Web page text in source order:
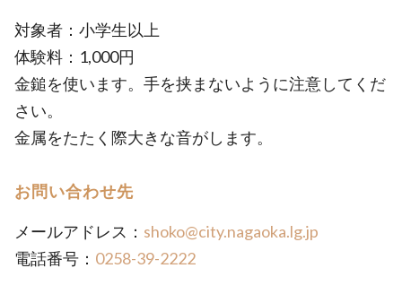
対象者：小学生以上
体験料：1,000円
金鎚を使います。手を挟まないように注意してくだ
さい。
金属をたたく際大きな音がします。
お問い合わせ先
メールアドレス： shoko@city.nagaoka.lg.jp
電話番号： 0258-39-2222